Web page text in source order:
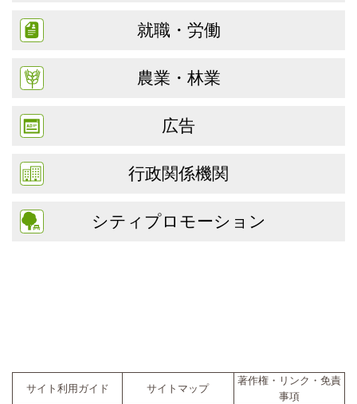
就職・労働
農業・林業
広告
行政関係機関
シティプロモーション
サイト利用ガイド サイトマップ
著作権・リンク・免責
事項